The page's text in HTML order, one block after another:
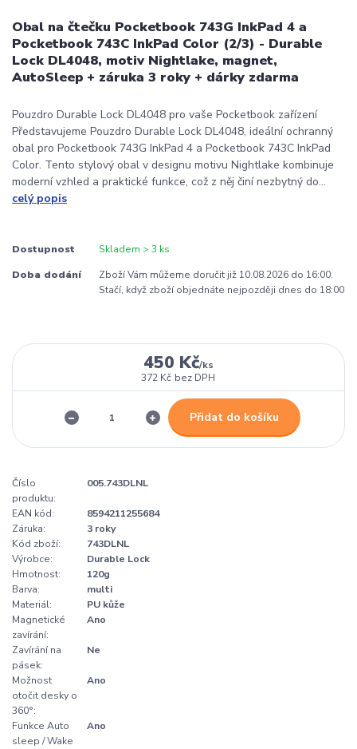
Obal na čtečku Pocketbook 743G InkPad 4 a
Pocketbook 743C InkPad Color (2/3) - Durable
Lock DL4048, motiv Nightlake, magnet,
AutoSleep + záruka 3 roky + dárky zdarma
Pouzdro Durable Lock DL4048 pro vaše Pocketbook zařízení
Představujeme Pouzdro Durable Lock DL4048, ideální ochranný
obal pro Pocketbook 743G InkPad 4 a Pocketbook 743C InkPad
Color. Tento stylový obal v designu motivu Nightlake kombinuje
moderní vzhled a praktické funkce, což z něj činí nezbytný do...
celý popis
Dostupnost Skladem > 3 ks
Doba dodání
Zboží Vám můžeme doručit již 10.08.2026 do 16:00.
Stačí, když zboží objednáte nejpozději dnes do 18:00
450 Kč/ks
372 Kč bez DPH
Přidat do košíku
Číslo
produktu:
005.743DLNL
EAN kód:
8594211255684
Záruka:
3 roky
Kód zboží:
743DLNL
Výrobce:
Durable Lock
Hmotnost:
120g
Barva:
multi
Materiál:
PU kůže
Magnetické
zavírání:
Ano
Zavírání na
pásek:
Ne
Možnost
otočit desky o
360°:
Ano
Funkce Auto
sleep / Wake
Ano